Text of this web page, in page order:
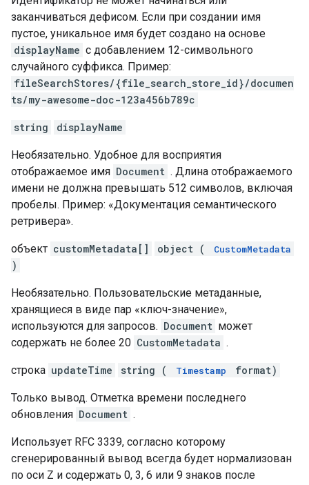
заканчиваться дефисом. Если при создании имя
пустое, уникальное имя будет создано на основе
displayName с добавлением 12-символьного
случайного суффикса. Пример:
fileSearchStores/{file_search_store_id}/documen
ts/my-awesome-doc-123a456b789c
string displayName
Необязательно. Удобное для восприятия
отображаемое имя Document . Длина отображаемого
имени не должна превышать 512 символов, включая
пробелы. Пример: «Документация семантического
ретривера».
объект customMetadata[] object ( CustomMetadata
)
Необязательно. Пользовательские метаданные,
хранящиеся в виде пар «ключ-значение»,
используются для запросов. Document может
содержать не более 20 CustomMetadata .
строка updateTime string ( Timestamp format)
Только вывод. Отметка времени последнего
обновления Document .
Использует RFC 3339, согласно которому
сгенерированный вывод всегда будет нормализован
по оси Z и содержать 0, 3, 6 или 9 знаков после